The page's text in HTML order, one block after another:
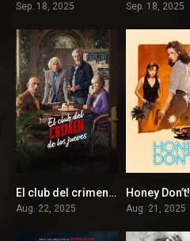
Sep. 18, 2025 Sep. 18, 2025
6.5El club del crimen de los jueves
Aug. 22, 2025
Honey Don’t!
Aug. 21, 2025